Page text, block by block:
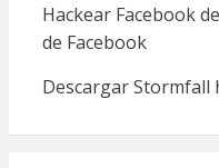
Hackear Facebook
de Facebook
Descargar Stormfall